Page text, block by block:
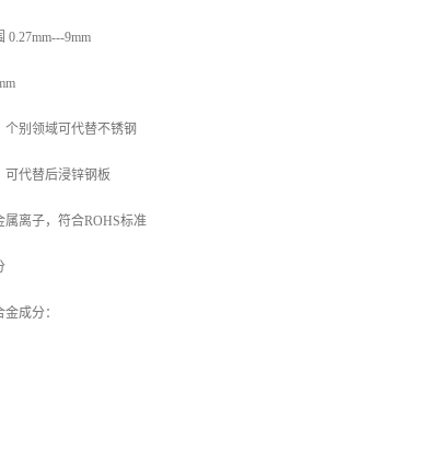
9mm
别领域可代替不锈钢
可代替后浸锌钢板
离子，符合ROHS标准
成分：